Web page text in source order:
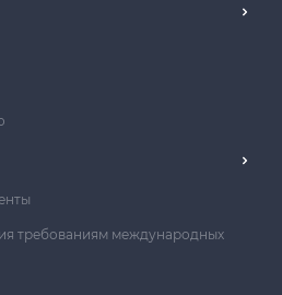
требованиям международных